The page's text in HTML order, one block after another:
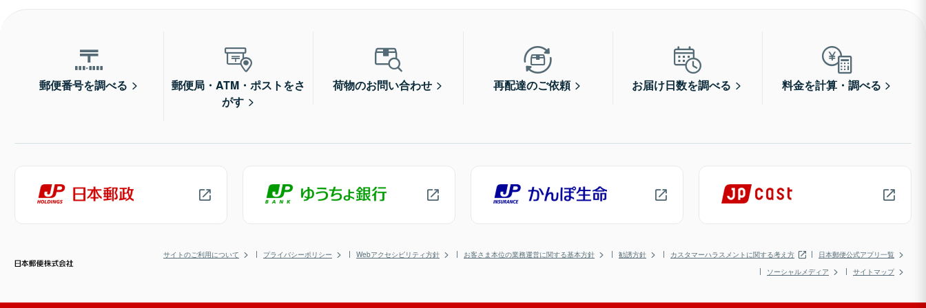
郵便番号を調べる
郵便局・ATM・ポストをさ
がす
荷物のお問い合わせ 再配達のご依頼 お届け日数を調べる 料金を計算・調べる
サイトのご利用について プライバシーポリシー Webアクセシビリティ方針 お客さま本位の業務運営に関する基本方針 勧誘方針 カスタマーハラスメントに関する考え方
日本郵便公式アプリ一覧
ソーシャルメディア
サイトマップ